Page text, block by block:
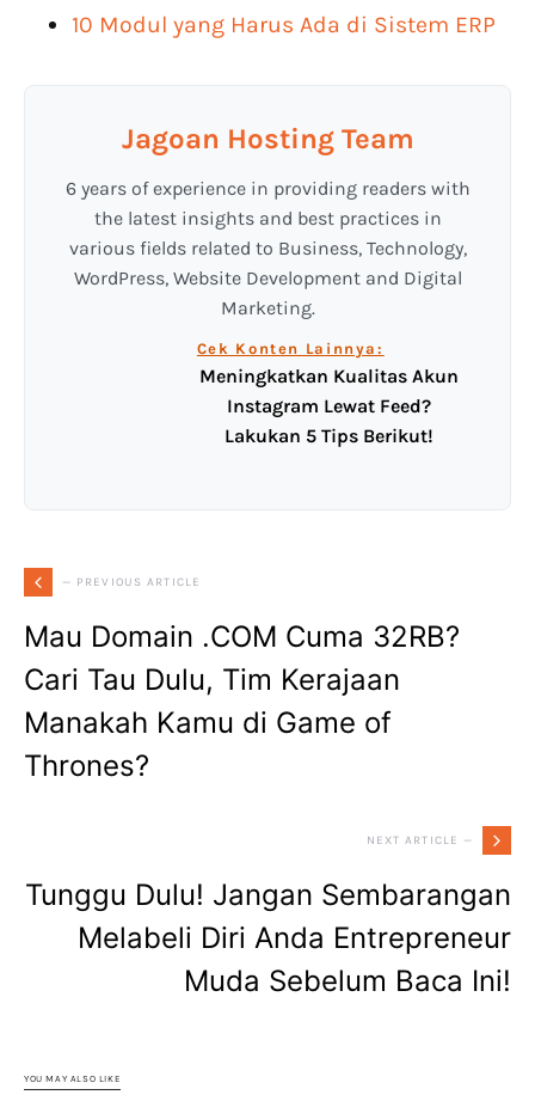
10 Modul yang Harus Ada di Sistem ERP
Jagoan Hosting Team
6 years of experience in providing readers with
the latest insights and best practices in
various fields related to Business, Technology,
WordPress, Website Development and Digital
Marketing.
Cek Konten Lainnya:
Meningkatkan Kualitas Akun
Instagram Lewat Feed?
Lakukan 5 Tips Berikut!
— PREVIOUS ARTICLE
Mau Domain .COM Cuma 32RB?
Cari Tau Dulu, Tim Kerajaan
Manakah Kamu di Game of
Thrones?
NEXT ARTICLE —
Tunggu Dulu! Jangan Sembarangan
Melabeli Diri Anda Entrepreneur
Muda Sebelum Baca Ini!
YOU MAY ALSO LIKE